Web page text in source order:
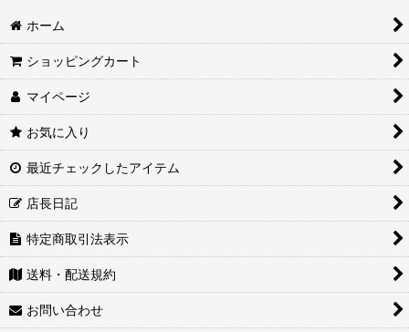
ホーム
ショッピングカート
マイページ
お気に入り
最近チェックしたアイテム
店長日記
特定商取引法表示
送料・配送規約
お問い合わせ